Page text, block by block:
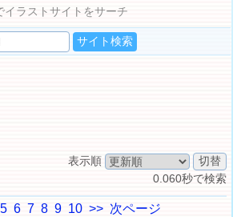
ラストサイトをサーチ
表示順
0.060秒で検索
5 6 7 8 9 10 >> 次ページ